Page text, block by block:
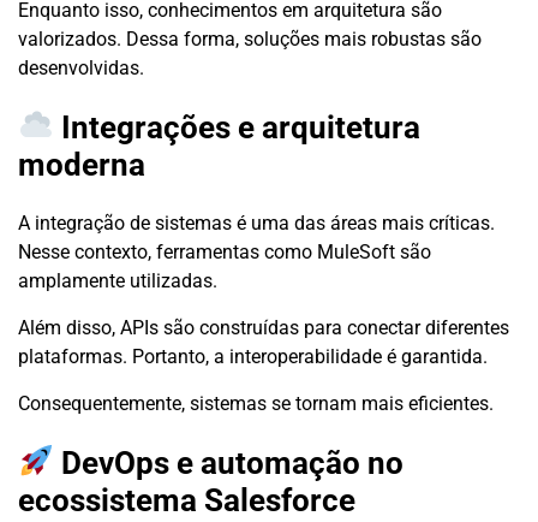
Enquanto isso, conhecimentos em arquitetura são
valorizados. Dessa forma, soluções mais robustas são
desenvolvidas.
Integrações e arquitetura
moderna
A integração de sistemas é uma das áreas mais críticas.
Nesse contexto, ferramentas como MuleSoft são
amplamente utilizadas.
Além disso, APIs são construídas para conectar diferentes
plataformas. Portanto, a interoperabilidade é garantida.
Consequentemente, sistemas se tornam mais eficientes.
DevOps e automação no
ecossistema Salesforce